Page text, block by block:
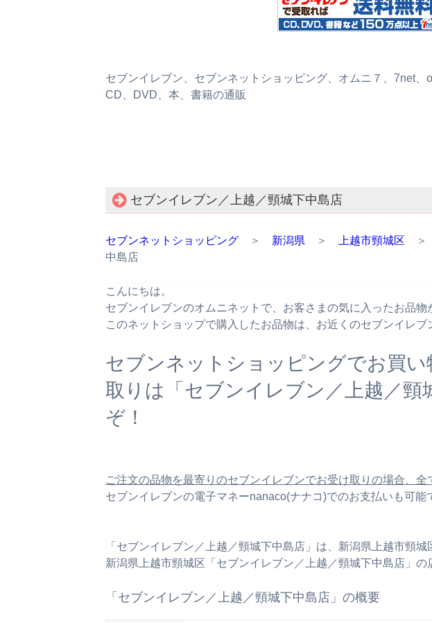
セブンイレブン、セブンネットショッピング、オムニ７、7net、
CD、DVD、本、書籍の通販
セブンイレブン／上越／頸城下中島店
セブンネットショッピング ＞ 新潟県 ＞ 上越市頸城区 ＞
中島店
こんにちは。
セブンイレブンのオムニネットで、お客さまの気に入ったお品物
このネットショップで購入したお品物は、お近くのセブンイレブ
セブンネットショッピングでお買い
取りは「セブンイレブン／上越／頸
ぞ！
ご注文の品物を最寄りのセブンイレブンでお受け取りの場合、全
セブンイレブンの電子マネーnanaco(ナナコ)でのお支払いも可能
「セブンイレブン／上越／頸城下中島店」は、新潟県上越市頸城
新潟県上越市頸城区「セブンイレブン／上越／頸城下中島店」の
「セブンイレブン／上越／頸城下中島店」の概要